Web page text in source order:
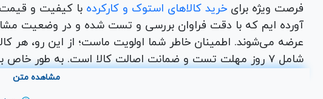
فرصت ویژه برایخرید کالاهای استوک و کارکرده با کیفیت و
آورده ایم که با دقت فراوان بررسی و تست شده و در وضعیت
عرضه می‌شوند. اطمینان خاطر شما اولویت ماست؛ از این رو، هر
اختصاصی یاس ارتباط برای شما در نظر گرفته شده است. شما
نو کارکرده، مانیتور کارکرده، لپ تاپ
مشاهده متن